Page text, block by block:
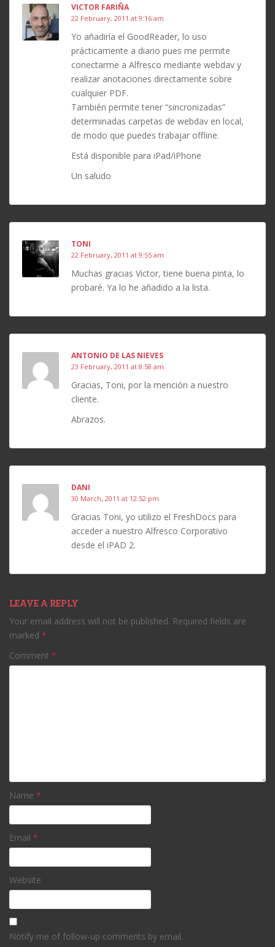
VICTOR FARIÑA
22 February, 2011 at 9:16 am
Yo añadiría el GoodReader, lo uso
prácticamente a diario pues me permite
conectarme a Alfresco mediante webdav y
realizar anotaciones directamente sobre
cualquier PDF.
También permite tener “sincronizadas”
determinadas carpetas de webdav en local,
de modo que puedes trabajar offline.
Está disponible para iPad/iPhone
Un saludo
TONI
22 February, 2011 at 9:55 am
Muchas gracias Victor, tiene buena pinta, lo
probaré. Ya lo he añadido a la lista.
ANTONIO DE LAS NIEVES
23 February, 2011 at 8:58 am
Gracias, Toni, por la mención a nuestro
cliente.
Abrazos.
DANI
30 March, 2011 at 12:52 pm
Gracias Toni, yo utilizo el FreshDocs para
acceder a nuestro Alfresco Corporativo
desde el iPAD 2.
LEAVE A REPLY
Your email address will not be published. Required fields are
marked *
Comment *
Name *
Email *
Website
Notify me of follow-up comments by email.